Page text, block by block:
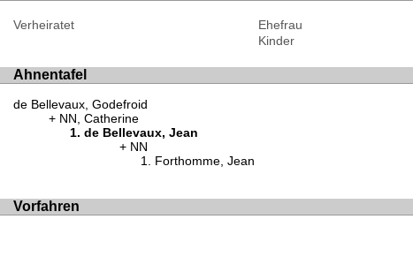
Verheiratet
Ehefrau
Kinder
Ahnentafel
de Bellevaux, Godefroid
NN, Catherine
de Bellevaux, Jean
NN
Forthomme, Jean
Vorfahren